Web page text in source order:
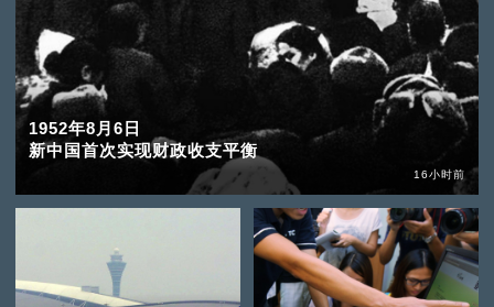
1952年8月6日
新中国首次实现财政收支平衡
16小时前